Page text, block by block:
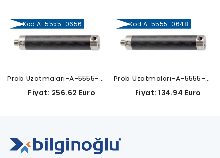
Kod A-5555-0656
Prob Uzatmaları-A-5555-0656
Fiyat: 256.62 Euro
Kod A-5555-0648
Prob Uzatmaları-A-5555-0648
Fiyat: 134.94 Euro